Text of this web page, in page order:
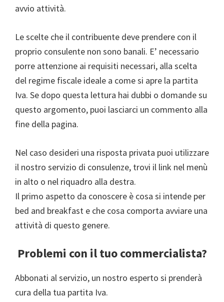
avvio attività.
Le scelte che il contribuente deve prendere con il
proprio consulente non sono banali. E’ necessario
porre attenzione ai requisiti necessari, alla scelta
del regime fiscale ideale a come si apre la partita
Iva. Se dopo questa lettura hai dubbi o domande su
questo argomento, puoi lasciarci un commento alla
fine della pagina.
Nel caso desideri una risposta privata puoi utilizzare
il nostro servizio di consulenze, trovi il link nel menù
in alto o nel riquadro alla destra.
Il primo aspetto da conoscere è cosa si intende per
bed and breakfast e che cosa comporta avviare una
attività di questo genere.
Problemi con il tuo commercialista?
Abbonati al servizio, un nostro esperto si prenderà
cura della tua partita Iva.